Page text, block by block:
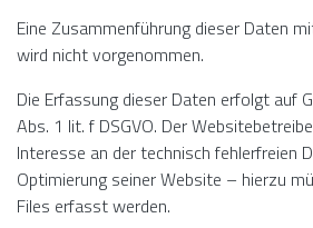
Eine Zusammenführung dieser Daten
wird nicht vorgenommen.
Die Erfassung dieser Daten erfolgt auf
Abs. 1 lit. f DSGVO. Der
Interesse an der technisch fehlerfreien
Optimierung seiner Website – hierzu
Files erfasst werden.